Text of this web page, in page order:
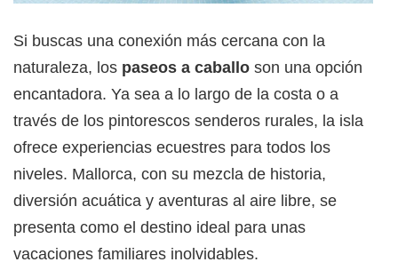
Si buscas una conexión más cercana con la
naturaleza, los paseos a caballo son una opción
encantadora. Ya sea a lo largo de la costa o a
través de los pintorescos senderos rurales, la isla
ofrece experiencias ecuestres para todos los
niveles. Mallorca, con su mezcla de historia,
diversión acuática y aventuras al aire libre, se
presenta como el destino ideal para unas
vacaciones familiares inolvidables.